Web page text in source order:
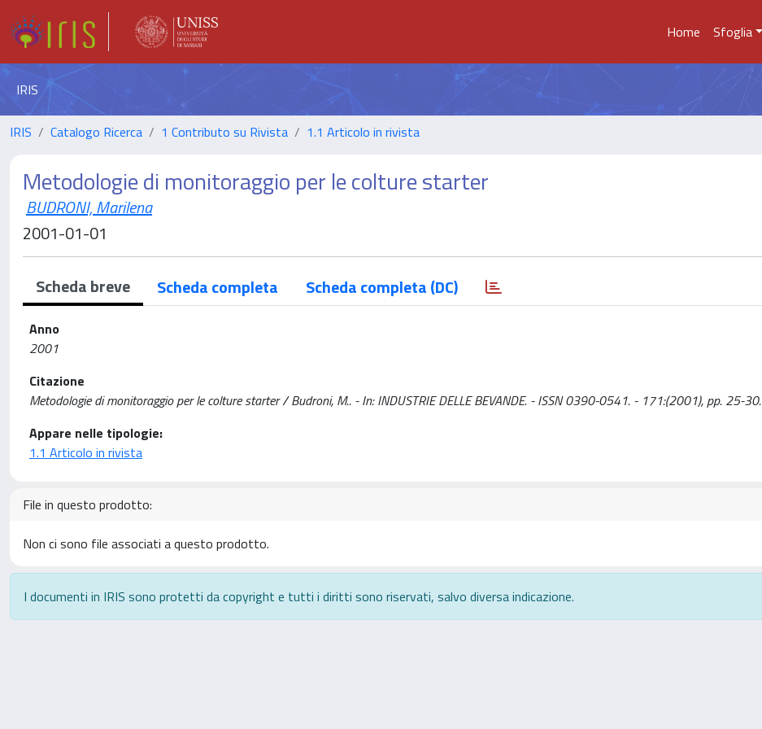
Home Sfoglia
IRIS
IRIS Catalogo Ricerca 1 Contributo su Rivista 1.1 Articolo in rivista
Metodologie di monitoraggio per le colture starter
BUDRONI, Marilena
2001-01-01
Scheda breve Scheda completa Scheda completa (DC)
Anno
2001
Citazione
Metodologie di monitoraggio per le colture starter / Budroni, M.. - In: INDUSTRIE DELLE BEVANDE. - ISSN 0390-0541. - 171:(2001), pp. 25-30.
Appare nelle tipologie:
1.1 Articolo in rivista
File in questo prodotto:
Non ci sono file associati a questo prodotto.
I documenti in IRIS sono protetti da copyright e tutti i diritti sono riservati, salvo diversa indicazione.